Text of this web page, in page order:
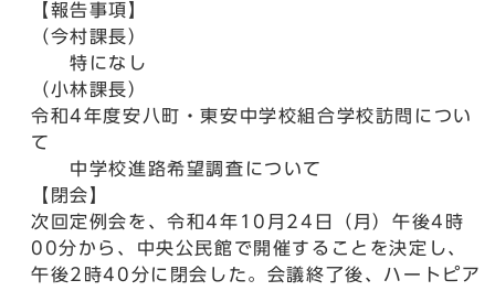
【報告事項】
（今村課長）
特になし
（小林課長）
令和4年度安八町・東安中学校組合学校訪問につい
て
中学校進路希望調査について
【閉会】
次回定例会を、令和4年10月24日（月）午後4時
00分から、中央公民館で開催することを決定し、
午後2時40分に閉会した。会議終了後、ハートピア